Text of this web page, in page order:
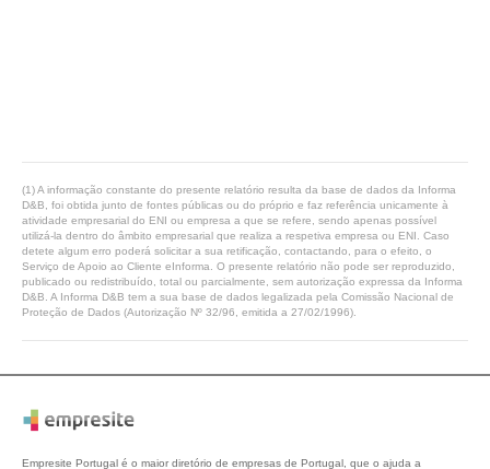
(1) A informação constante do presente relatório resulta da base de dados da Informa
D&B, foi obtida junto de fontes públicas ou do próprio e faz referência unicamente à
atividade empresarial do ENI ou empresa a que se refere, sendo apenas possível
utilizá-la dentro do âmbito empresarial que realiza a respetiva empresa ou ENI. Caso
detete algum erro poderá solicitar a sua retificação, contactando, para o efeito, o
Serviço de Apoio ao Cliente eInforma. O presente relatório não pode ser reproduzido,
publicado ou redistribuído, total ou parcialmente, sem autorização expressa da Informa
D&B. A Informa D&B tem a sua base de dados legalizada pela Comissão Nacional de
Proteção de Dados (Autorização Nº 32/96, emitida a 27/02/1996).
Empresite Portugal é o maior diretório de empresas de Portugal, que o ajuda a